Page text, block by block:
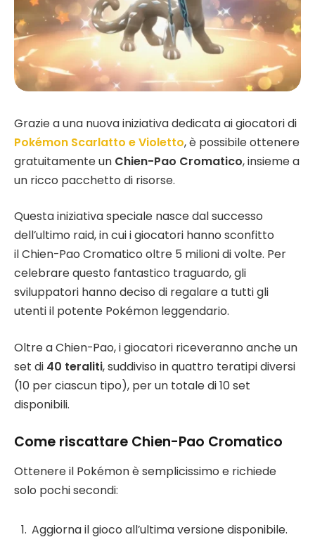
Grazie a una nuova iniziativa dedicata ai giocatori di
Pokémon Scarlatto e Violetto, è possibile ottenere
gratuitamente un Chien-Pao Cromatico, insieme a
un ricco pacchetto di risorse.
Questa iniziativa speciale nasce dal successo
dell’ultimo raid, in cui i giocatori hanno sconfitto
il Chien-Pao Cromatico oltre 5 milioni di volte. Per
celebrare questo fantastico traguardo, gli
sviluppatori hanno deciso di regalare a tutti gli
utenti il potente Pokémon leggendario.
Oltre a Chien-Pao, i giocatori riceveranno anche un
set di 40 teraliti, suddiviso in quattro teratipi diversi
(10 per ciascun tipo), per un totale di 10 set
disponibili.
Come riscattare Chien-Pao Cromatico
Ottenere il Pokémon è semplicissimo e richiede
solo pochi secondi:
Aggiorna il gioco all’ultima versione disponibile.